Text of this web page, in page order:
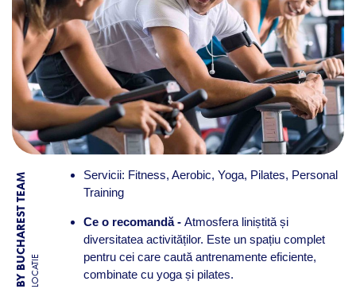
BY BUCHAREST TEAM LOCATIE
Servicii: Fitness, Aerobic, Yoga, Pilates, Personal
Training
Ce o recomandă - Atmosfera liniștită și
diversitatea activităților. Este un spațiu complet
pentru cei care caută antrenamente eficiente,
combinate cu yoga și pilates.